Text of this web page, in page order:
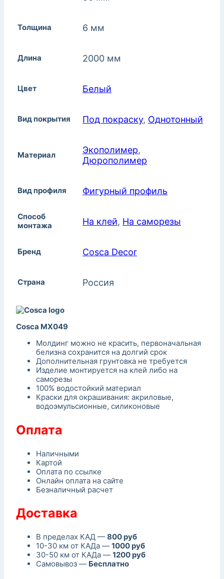
Толщина 6 мм
Длина 2000 мм
Цвет Белый
Вид покрытия Под покраску, Однотонный
Материал Экополимер,
Дюрополимер
Вид профиля Фигурный профиль
Способ
монтажа
На клей, На саморезы
Бренд Cosca Decor
Страна Россия
Cosca MX049
Молдинг можно не красить, первоначальная
белизна сохранится на долгий срок
Дополнительная грунтовка не требуется
Изделие монтируется на клей либо на
саморезы
100% водостойкий материал
Краски для окрашивания: акриловые,
водоэмульсионные, силиконовые
Оплата
Наличными
Картой
Оплата по ссылке
Онлайн оплата на сайте
Безналичный расчет
Доставка
В пределах КАД — 800 руб
10-30 км от КАДа — 1000 руб
30-50 км от КАДа — 1200 руб
Самовывоз — Бесплатно